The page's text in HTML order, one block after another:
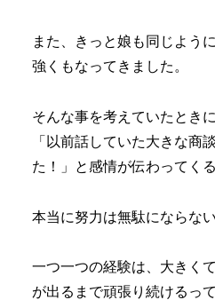
また、きっと娘も同じよう
強くもなってきました。
そんな事を考えていたとき
「以前話していた大きな商
た！」と感情が伝わってく
本当に努力は無駄にならな
一つ一つの経験は、大きく
が出るまで頑張り続けるっ